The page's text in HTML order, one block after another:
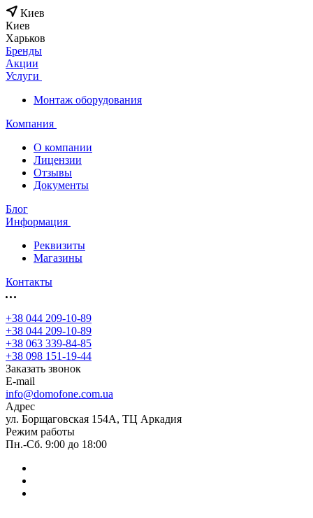
Киев
Киев
Харьков
Бренды
Акции
Услуги
Монтаж оборудования
Компания
О компании
Лицензии
Отзывы
Документы
Блог
Информация
Реквизиты
Магазины
Контакты
+38 044 209-10-89
+38 044 209-10-89
+38 063 339-84-85
+38 098 151-19-44
Заказать звонок
E-mail
info@domofone.com.ua
Адрес
ул. Борщаговская 154А, ТЦ Аркадия
Режим работы
Пн.-Сб. 9:00 до 18:00